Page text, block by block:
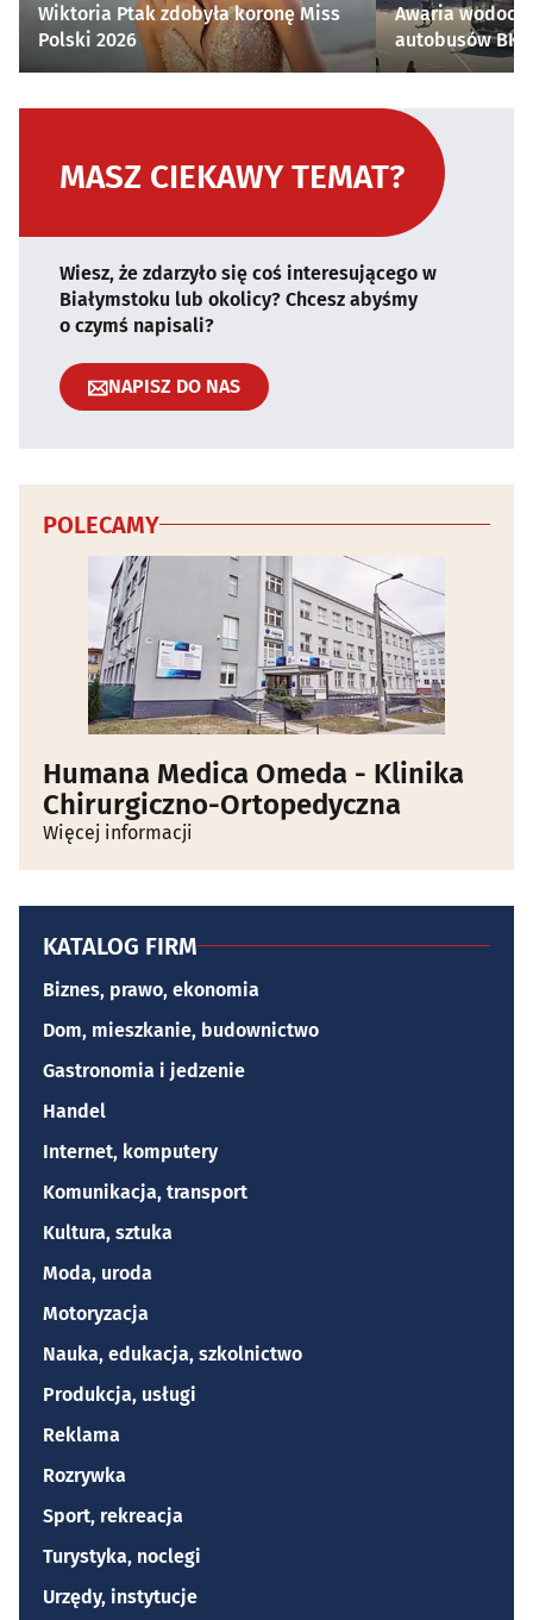
Wiktoria Ptak zdobyła koronę Miss
Polski 2026
Awaria
autobusów
MASZ CIEKAWY TEMAT?
Wiesz, że zdarzyło się coś interesującego w
Białymstoku lub okolicy? Chcesz abyśmy
o czymś napisali?
NAPISZ DO NAS
POLECAMY
Humana Medica Omeda - Klinika
Chirurgiczno-Ortopedyczna
Więcej informacji
KATALOG FIRM
Biznes, prawo, ekonomia
Dom, mieszkanie, budownictwo
Gastronomia i jedzenie
Handel
Internet, komputery
Komunikacja, transport
Kultura, sztuka
Moda, uroda
Motoryzacja
Nauka, edukacja, szkolnictwo
Produkcja, usługi
Reklama
Rozrywka
Sport, rekreacja
Turystyka, noclegi
Urzędy, instytucje